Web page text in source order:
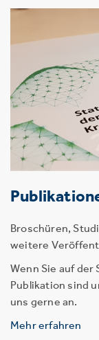
Broschüren,
weitere
Wenn Sie auf
Publikation sind
uns gerne an.
Mehr erfahren